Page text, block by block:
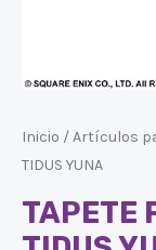
Inicio /Artículos
TIDUS YUNA
TAPETE